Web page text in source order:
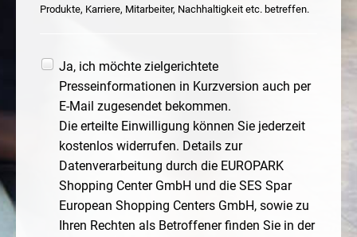
Produkte, Karriere, Mitarbeiter, Nachhaltigkeit etc. betreffen.
Ja, ich möchte zielgerichtete
Presseinformationen in Kurzversion auch per
E-Mail zugesendet bekommen.
Die erteilte Einwilligung können Sie jederzeit
kostenlos widerrufen. Details zur
Datenverarbeitung durch die EUROPARK
Shopping Center GmbH und die SES Spar
European Shopping Centers GmbH, sowie zu
Ihren Rechten als Betroffener finden Sie in der